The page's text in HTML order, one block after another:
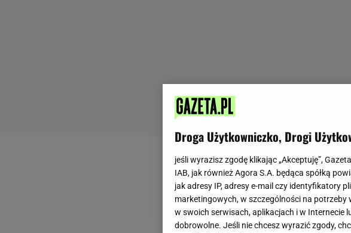
Droga Użytkowniczko, Drogi
jeśli wyrazisz zgodę klikając „Akceptuję”,
IAB, jak również Agora S.A. będąca spółką
jak adresy IP, adresy e-mail czy identyfikatory
marketingowych, w szczególności na
w swoich serwisach, aplikacjach i w Internecie
dobrowolne. Jeśli nie chcesz wyrazić zgody,